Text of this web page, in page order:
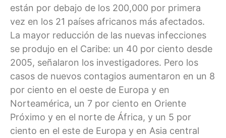
están por debajo de los 200,000 por primera
vez en los 21 países africanos más afectados.
La mayor reducción de las nuevas infecciones
se produjo en el Caribe: un 40 por ciento desde
2005, señalaron los investigadores. Pero los
casos de nuevos contagios aumentaron en un 8
por ciento en el oeste de Europa y en
Norteamérica, un 7 por ciento en Oriente
Próximo y en el norte de África, y un 5 por
ciento en el este de Europa y en Asia central